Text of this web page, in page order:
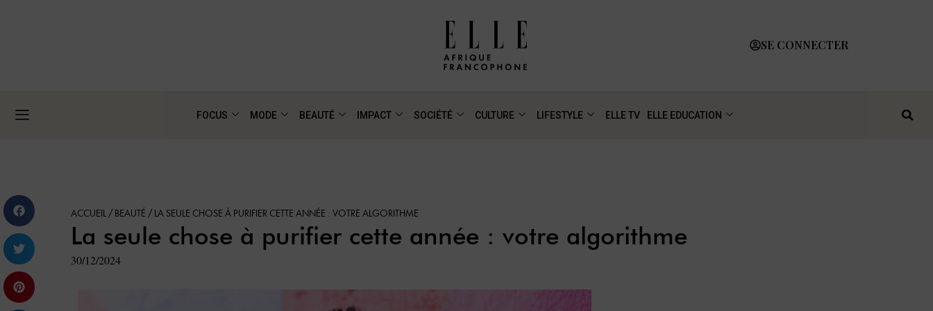
SE CONNECTER
FOCUS MODE BEAUTÉ IMPACT SOCIÉTÉ CULTURE LIFESTYLE ELLE TV ELLE EDUCATION
ACCUEIL / BEAUTÉ / LA SEULE CHOSE À PURIFIER CETTE ANNÉE : VOTRE ALGORITHME
La seule chose à purifier cette année : votre algorithme
30/12/2024